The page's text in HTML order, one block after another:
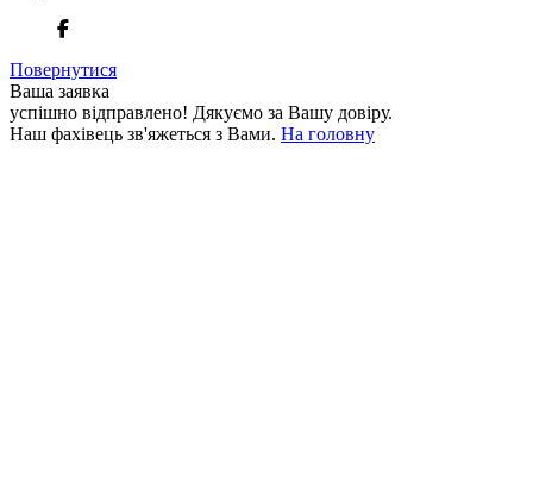
Повернутися
Ваша заявка
успішно відправлено! Дякуємо за Вашу довіру.
Наш фахівець зв'яжеться з Вами. На головну